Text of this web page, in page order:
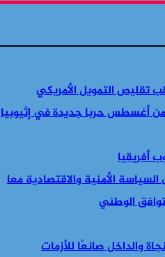
تقليص التمويل الأمريكي
أغسطس حربا جديدة في إثيوبيا
الوطني
والداخل صانعًا للأزمات